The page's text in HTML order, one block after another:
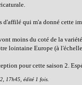
d'affilé qui m'a donné cette
moins du coté de la
lointaine Europe (à
pour cette saison 2.
17h45, édité 1 fois.